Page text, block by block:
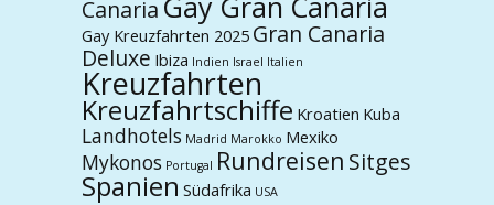
Canaria
Gay Kreuzfahrten 2025 Gran Canaria
Deluxe Ibiza Indien Israel Italien
Kreuzfahrten
Kreuzfahrtschiffe Kroatien Kuba
Landhotels Madrid Marokko Mexiko
Mykonos Portugal Rundreisen Sitges
Spanien Südafrika USA